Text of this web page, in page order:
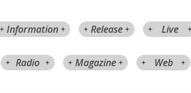
Information Release Live
Radio Magazine Web